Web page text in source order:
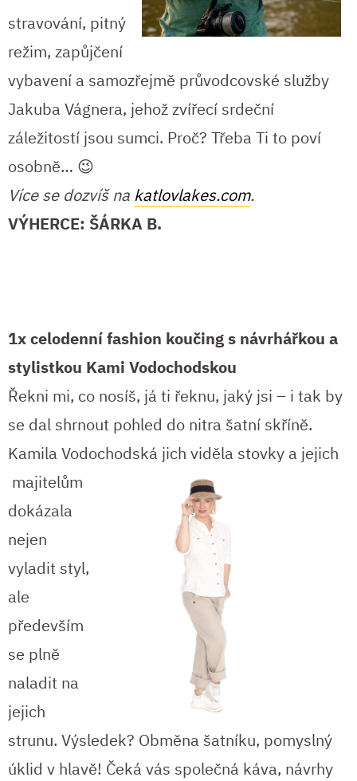
stravování, pitný
režim, zapůjčení
vybavení a samozřejmě průvodcovské služby
Jakuba Vágnera, jehož zvířecí srdeční
záležitostí jsou sumci. Proč? Třeba Ti to poví
osobně… 😉
Více se dozvíš na katlovlakes.com.
VÝHERCE: ŠÁRKA B.
1x celodenní fashion koučing s návrhářkou a
stylistkou Kami Vodochodskou
Řekni mi, co nosíš, já ti řeknu, jaký jsi – i tak by
se dal shrnout pohled do nitra šatní skříně.
Kamila Vodochodská jich viděla stovky a jejich
majitelům
dokázala
nejen
vyladit styl,
ale
především
se plně
naladit na
jejich
strunu. Výsledek? Obměna šatníku, pomyslný
úklid v hlavě! Čeká vás společná káva, návrhy